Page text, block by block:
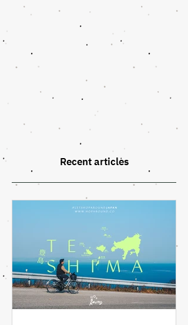
Recent articles